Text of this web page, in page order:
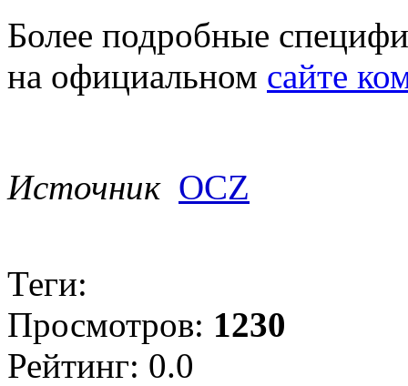
Более подробные
на официальном сайте
Источник OCZ
Теги:
Просмотров: 1230
Рейтинг: 0.0